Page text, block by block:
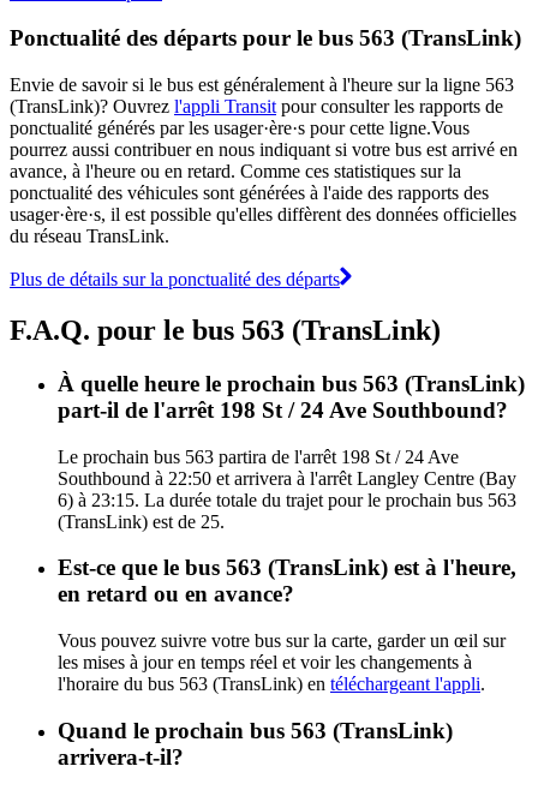
Ponctualité des départs pour le bus 563 (TransLink)
Envie de savoir si le bus est généralement à l'heure sur la ligne 563
(TransLink)? Ouvrez l'appli Transit pour consulter les rapports de
ponctualité générés par les usager·ère·s pour cette ligne.Vous
pourrez aussi contribuer en nous indiquant si votre bus est arrivé en
avance, à l'heure ou en retard. Comme ces statistiques sur la
ponctualité des véhicules sont générées à l'aide des rapports des
usager·ère·s, il est possible qu'elles diffèrent des données officielles
du réseau TransLink.
Plus de détails sur la ponctualité des départs
F.A.Q. pour le bus 563 (TransLink)
À quelle heure le prochain bus 563 (TransLink)
part-il de l'arrêt 198 St / 24 Ave Southbound?
Le prochain bus 563 partira de l'arrêt 198 St / 24 Ave
Southbound à 22:50 et arrivera à l'arrêt Langley Centre (Bay
6) à 23:15. La durée totale du trajet pour le prochain bus 563
(TransLink) est de 25.
Est-ce que le bus 563 (TransLink) est à l'heure,
en retard ou en avance?
Vous pouvez suivre votre bus sur la carte, garder un œil sur
les mises à jour en temps réel et voir les changements à
l'horaire du bus 563 (TransLink) en téléchargeant l'appli.
Quand le prochain bus 563 (TransLink)
arrivera-t-il?